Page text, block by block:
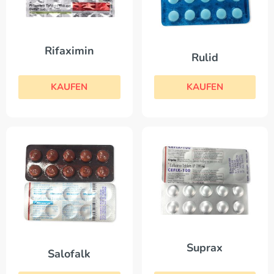
Rifaximin
KAUFEN
Rulid
KAUFEN
Salofalk Suprax